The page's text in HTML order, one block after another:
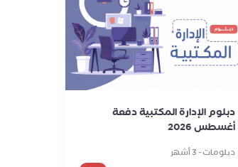
دبلوم الإدارة المكتبية دفعة
أغسطس 2026
دبلومات - 3 أشهر